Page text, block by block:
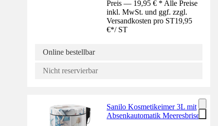
Preis — 19,95 € * Alle Preise
inkl. MwSt. und ggf. zzgl.
Versandkosten pro ST19,95
€*/ ST
Online bestellbar
Nicht reservierbar
Sanilo Kosmetikeimer 3L mit
Absenkautomatik Meeresbrise